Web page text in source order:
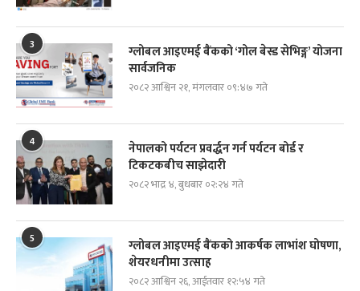
3
ग्लोबल आइएमई बैंकको ‘गोल बेस्ड सेभिङ्ग’ योजना
सार्वजनिक
२०८२ आश्विन २१, मंगलवार ०९:४७ गते
4
नेपालको पर्यटन प्रवर्द्धन गर्न पर्यटन बोर्ड र
टिकटकबीच साझेदारी
२०८२ भाद्र ४, बुधबार ०२:२४ गते
5
ग्लोबल आइएमई बैंकको आकर्षक लाभांश घोषणा,
शेयरधनीमा उत्साह
२०८२ आश्विन २६, आईतवार १२:५४ गते